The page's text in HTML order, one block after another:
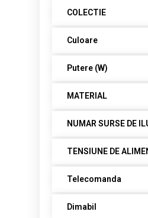
COLECTIE
Culoare
Putere (W)
MATERIAL
NUMAR SURSE DE
TENSIUNE DE
Telecomanda
Dimabil